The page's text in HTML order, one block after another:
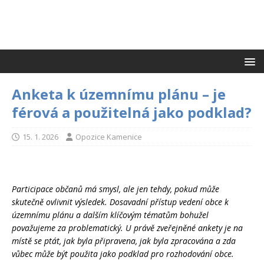
Anketa k územnímu plánu – je
férová a použitelná jako podklad?
15. 1. 2026 Opozice Kamenice
Participace občanů má smysl, ale jen tehdy, pokud může
skutečně ovlivnit výsledek. Dosavadní přístup vedení obce k
územnímu plánu a dalším klíčovým tématům bohužel
považujeme za problematický. U právě zveřejněné ankety je na
místě se ptát, jak byla připravena, jak byla zpracována a zda
vůbec může být použita jako podklad pro rozhodování obce.